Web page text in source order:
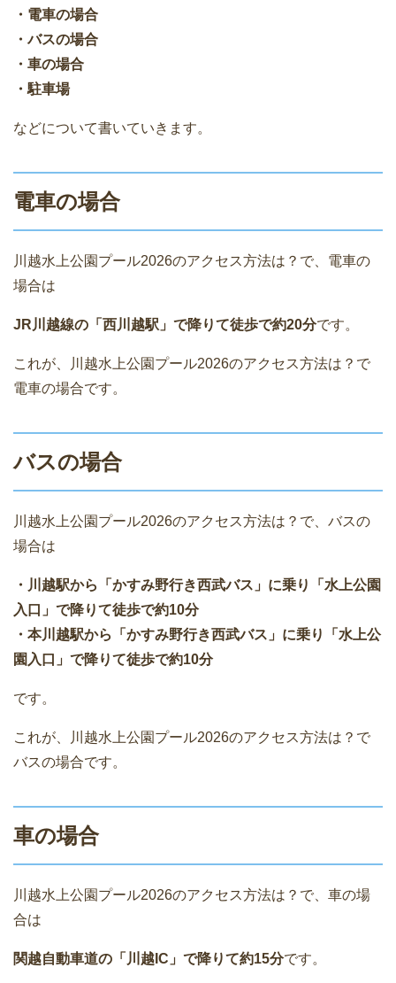
・電車の場合
・バスの場合
・車の場合
・駐車場
などについて書いていきます。
電車の場合
川越水上公園プール2026のアクセス方法は？で、電車の
場合は
JR川越線の「西川越駅」で降りて徒歩で約20分です。
これが、川越水上公園プール2026のアクセス方法は？で
電車の場合です。
バスの場合
川越水上公園プール2026のアクセス方法は？で、バスの
場合は
・川越駅から「かすみ野行き西武バス」に乗り「水上公園
入口」で降りて徒歩で約10分
・本川越駅から「かすみ野行き西武バス」に乗り「水上公
園入口」で降りて徒歩で約10分
です。
これが、川越水上公園プール2026のアクセス方法は？で
バスの場合です。
車の場合
川越水上公園プール2026のアクセス方法は？で、車の場
合は
関越自動車道の「川越IC」で降りて約15分です。